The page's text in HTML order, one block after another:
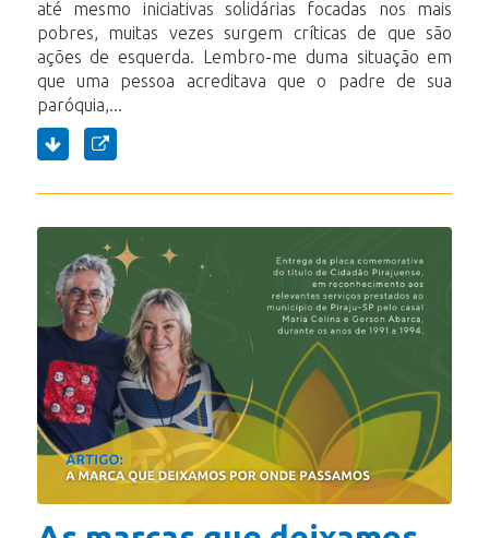
até mesmo iniciativas solidárias focadas nos mais
pobres, muitas vezes surgem críticas de que são
ações de esquerda. Lembro-me duma situação em
que uma pessoa acreditava que o padre de sua
paróquia,...